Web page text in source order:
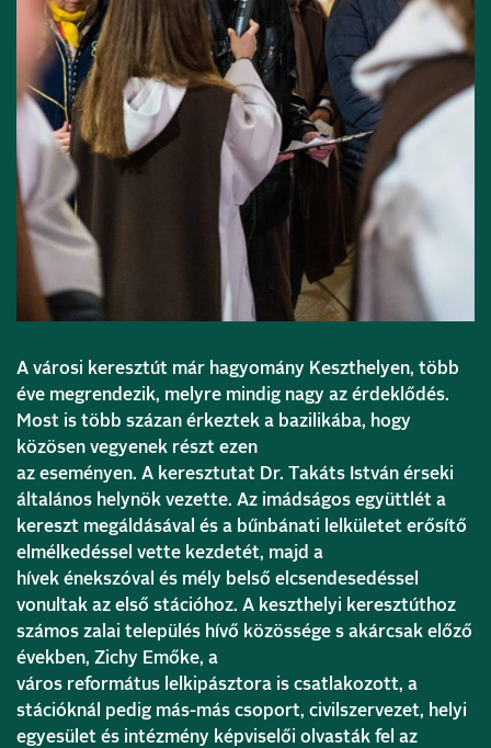
A városi keresztút már hagyomány Keszthelyen, több
éve megrendezik, melyre mindig nagy az érdeklődés.
Most is több százan érkeztek a bazilikába, hogy
közösen vegyenek részt ezen
az eseményen. A keresztutat Dr. Takáts István érseki
általános helynök vezette. Az imádságos együttlét a
kereszt megáldásával és a bűnbánati lelkületet erősítő
elmélkedéssel vette kezdetét, majd a
hívek énekszóval és mély belső elcsendesedéssel
vonultak az első stációhoz. A keszthelyi keresztúthoz
számos zalai település hívő közössége s akárcsak előző
években, Zichy Emőke, a
város református lelkipásztora is csatlakozott, a
stációknál pedig más-más csoport, civilszervezet, helyi
egyesület és intézmény képviselői olvasták fel az